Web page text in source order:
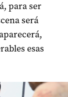
para ser
será
esas